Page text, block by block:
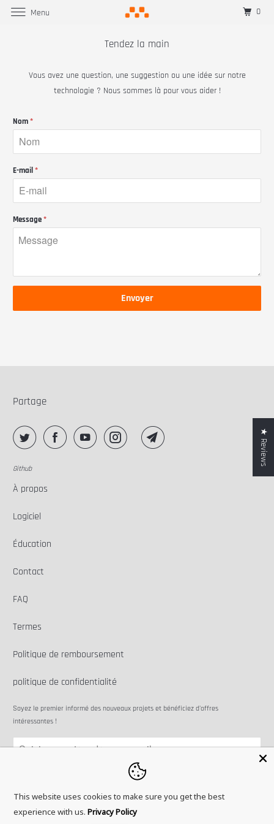
Tendez la main
Vous avez une question, une suggestion ou une idée sur notre
technologie ? Nous sommes là pour vous aider !
Nom*
E-mail*
Message*
Partage
Github
À propos
Logiciel
Éducation
Contact
FAQ
Termes
Politique de remboursement
politique de confidentialité
Soyez le premier informé des nouveaux projets et bénéficiez d'offres
intéressantes !
★ Reviews
Menu 0
This website uses cookies to make sure you get the best
experience with us. Privacy Policy